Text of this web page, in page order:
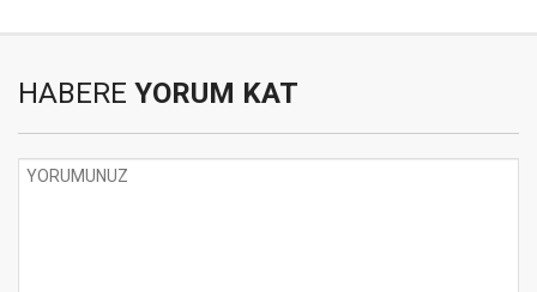
HABERE YORUM KAT